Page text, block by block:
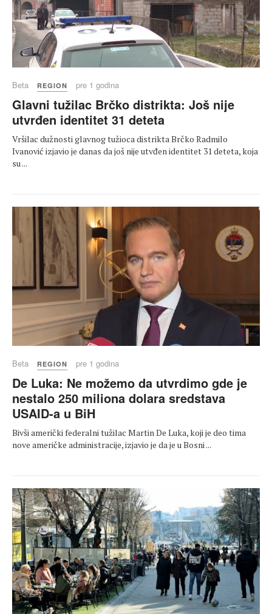
Beta REGION pre 1 godina
Glavni tužilac Brčko distrikta: Još nije
utvrđen identitet 31 deteta
Vršilac dužnosti glavnog tužioca distrikta Brčko Radmilo
Ivanović izjavio je danas da još nije utvđen identitet 31 deteta, koja
su ...
Beta REGION pre 1 godina
De Luka: Ne možemo da utvrdimo gde je
nestalo 250 miliona dolara sredstava
USAID-a u BiH
Bivši američki federalni tužilac Martin De Luka, koji je deo tima
nove američke administracije, izjavio je da je u Bosni ...